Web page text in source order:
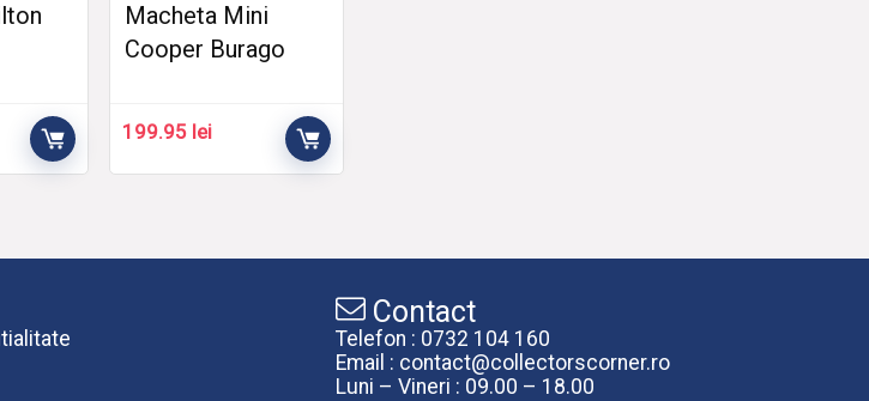
Macheta Mini
Cooper Burago
199.95 lei
Contact
Telefon : 0732 104 160
Email : contact@collectorscorner.ro
Luni – Vineri : 09.00 – 18.00